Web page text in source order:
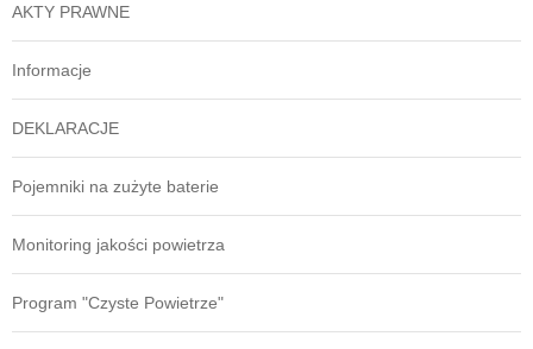
AKTY PRAWNE
Informacje
DEKLARACJE
Pojemniki na zużyte baterie
Monitoring jakości powietrza
Program "Czyste Powietrze"